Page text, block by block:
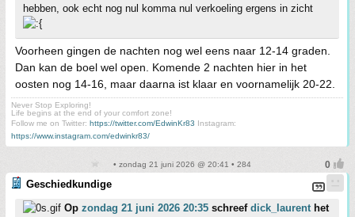
hebben, ook echt nog nul komma nul verkoeling ergens in zicht
Voorheen gingen de nachten nog wel eens naar 12-14 graden.
Dan kan de boel wel open. Komende 2 nachten hier in het
oosten nog 14-16, maar daarna ist klaar en voornamelijk 20-22.
Never Stop Exploring!
Life begins at the end of your comfort zone!
Follow me on Twitter: https://twitter.com/EdwinKr83 Instagram:
https://www.instagram.com/edwinkr83/
• zondag 21 juni 2026 @ 20:41 • 284
Geschiedkundige
Op zondag 21 juni 2026 20:35 schreef dick_laurenthet